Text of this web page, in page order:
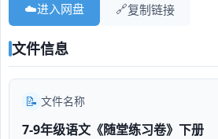
☁️进入网盘 🔗复制链接
文件信息
📝 文件名称
7-9年级语文《随堂练习卷》下册